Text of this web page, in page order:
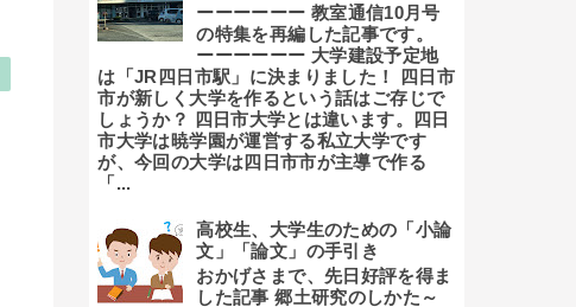
ーーーーーー 教室通信10月号
の特集を再編した記事です。
ーーーーーー 大学建設予定地
は「JR四日市駅」に決まりました！ 四日市
市が新しく大学を作るという話はご存じで
しょうか？ 四日市大学とは違います。四日
市大学は暁学園が運営する私立大学です
が、今回の大学は四日市市が主導で作る
「...
高校生、大学生のための「小論
文」「論文」の手引き
おかげさまで、先日好評を得ま
した記事 郷土研究のしかた～